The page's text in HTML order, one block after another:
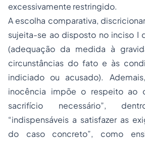
excessivamente restringido.
A escolha comparativa,
sujeita-se ao disposto no inciso I
(adequação da medida à
circunstâncias do fato e às
indiciado ou acusado).
inocência impõe o respeito ao
sacrifício necessário”,
“indispensáveis a satisfazer as
do caso concreto”, como